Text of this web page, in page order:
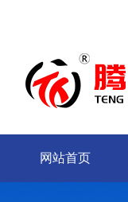
网站首页